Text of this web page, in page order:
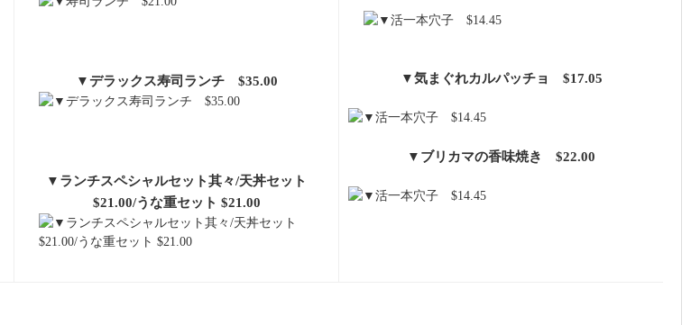
▼デラックス寿司ランチ $35.00
▼ランチスペシャルセット其々/天丼セット
$21.00/うな重セット $21.00
▼気まぐれカルパッチョ $17.05
▼ブリカマの香味焼き $22.00